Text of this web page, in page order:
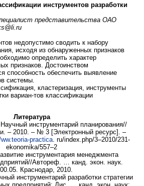
инструментов разработки
представительства ОАО
недопустимо сводить к набору
исходя из обнаруженных признаков
определить характер
признаков. Достоинством
способность обеспечить выявление
системы.
кластеризация, инструменты
вариан-тов классификации
Литература
Научный инструментарий планирования//
– 2010. – № 3 [Электронный ресурс]. –
practica . ru/index.php/3–2010/231-
ekonomika/557–2
инструментария менеджмента
Автореф. … канд. экон. наук.
Краснодар, 2010.
инструментарий разработки стратегии